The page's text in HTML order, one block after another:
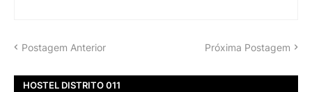
Postagem Anterior Próxima Postagem
HOSTEL DISTRITO 011